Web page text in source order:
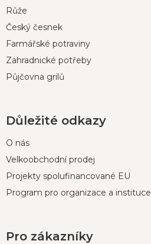
Růže
Český česnek
Farmářské potraviny
Zahradnické potřeby
Půjčovna grilů
Důležité odkazy
O nás
Velkoobchodní prodej
Projekty spolufinancované EU
Program pro organizace a instituce
Pro zákazníky